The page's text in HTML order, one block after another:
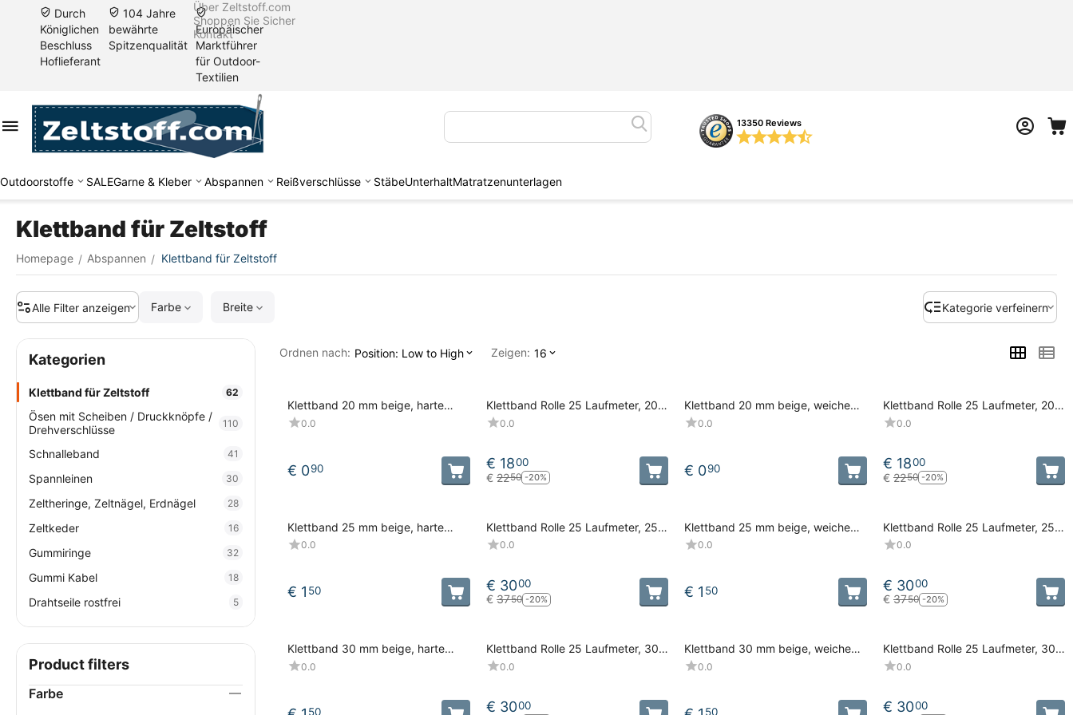
Durch
Königlichen
Beschluss
Hoflieferant
104 Jahre
bewährte
Spitzenqualität
Europäischer
Marktführer
für Outdoor-
Textilien
Über Zeltstoff.com
Shoppen Sie Sicher
Kontakt
13350 Reviews
Outdoorstoffe SALEGarne & Kleber Abspannen Reißverschlüsse StäbeUnterhaltMatratzenunterlagen
Klettband für Zeltstoff
Homepage / Abspannen / Klettband für Zeltstoff
Alle Filter anzeigen Farbe Breite Kategorie verfeinern
Ordnen nach: Position: Low to High Zeigen: 16
Klettband 20 mm beige, harte
Seite, Haken
0.0
€ 090
Klettband Rolle 25 Laufmeter, 20
mm beige, harte Seite, Haken
0.0
€ 1800
€ 2250 -20%
Klettband 20 mm beige, weiche
Setie, Flausch
0.0
€ 090
Klettband Rolle 25 Laufmeter, 20
mm beige, weiche Setie, Flausch
0.0
€ 1800
€ 2250 -20%
Klettband 25 mm beige, harte
Seite, Haken
0.0
€ 1 50
Klettband Rolle 25 Laufmeter, 25
mm beige, harte Seite, Haken
0.0
€ 3000
€ 3750 -20%
Klettband 25 mm beige, weiche
Seite, Flausch
0.0
€ 1 50
Klettband Rolle 25 Laufmeter, 25
mm beige, weiche Seite, Flausch
0.0
€ 3000
€ 3750 -20%
Klettband 30 mm beige, harte
Seite, Haken
0.0
50
Klettband Rolle 25 Laufmeter, 30
mm beige, harte Seite, Haken
0.0
€ 3000
Klettband 30 mm beige, weiche
Seite, Flausch
0.0
50
Klettband Rolle 25 Laufmeter, 30
mm beige, weiche Seite, Flausch
0.0
€ 3000
Kategorien
Klettband für Zeltstoff 62
Ösen mit Scheiben / Druckknöpfe /
Drehverschlüsse
110
Schnalleband 41
Spannleinen 30
Zeltheringe, Zeltnägel, Erdnägel 28
Zeltkeder 16
Gummiringe 32
Gummi Kabel 18
Drahtseile rostfrei 5
Product filters
Farbe